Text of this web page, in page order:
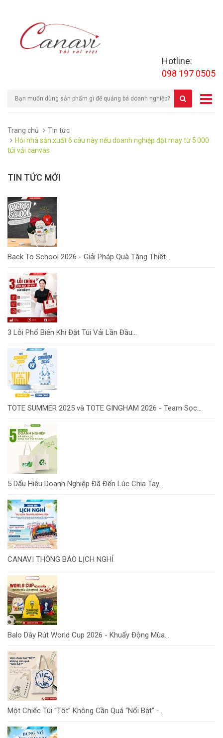
Hotline:
098 197 0505
Trang chủ
Tin tức
Hỏi nhà sản xuất 6 câu này nếu doanh nghiệp đặt may từ 5 000
túi vải canvas
TIN TỨC MỚI
Back To School 2026 - Giải Pháp Quà Tặng Thiết...
3 Lỗi Phổ Biến Khi Đặt Túi Vải Lần Đầu...
TOTE SUMMER 2025 và TOTE GINGHAM 2026 - Team Sọc...
5 Dấu Hiệu Doanh Nghiệp Đã Đến Lúc Chia Tay...
CANAVI THÔNG BÁO LỊCH NGHỈ
Balo Dây Rút World Cup 2026 - Khuấy Động Mùa...
Một Chiếc Túi “Tốt” Không Cần Quá “Nổi Bật” -...